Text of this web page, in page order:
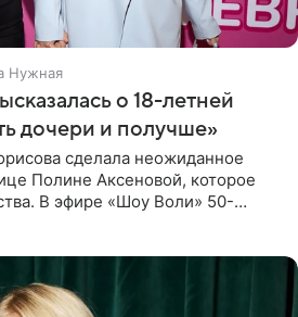
Нужная
о 18-летней
дочери и получше»
сделала неожиданное
Полине Аксеновой, которое
В эфире «Шоу Воли» 50-